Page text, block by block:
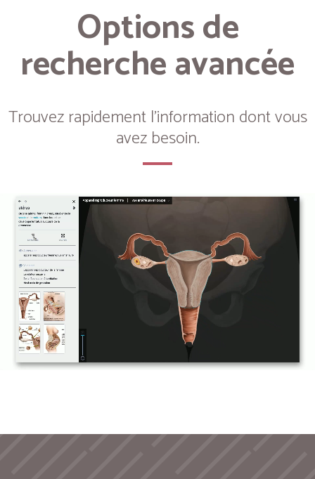
Options de
recherche avancée
Trouvez rapidement l'information dont vous
avez besoin.